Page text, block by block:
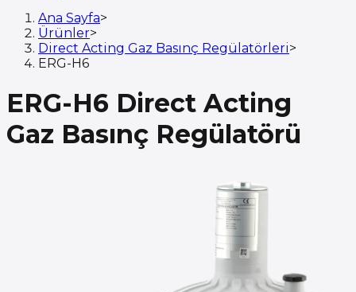
Ana Sayfa>
Ürünler>
Direct Acting Gaz Basınç Regülatörleri>
ERG-H6
ERG-H6 Direct Acting
Gaz Basınç Regülatörü